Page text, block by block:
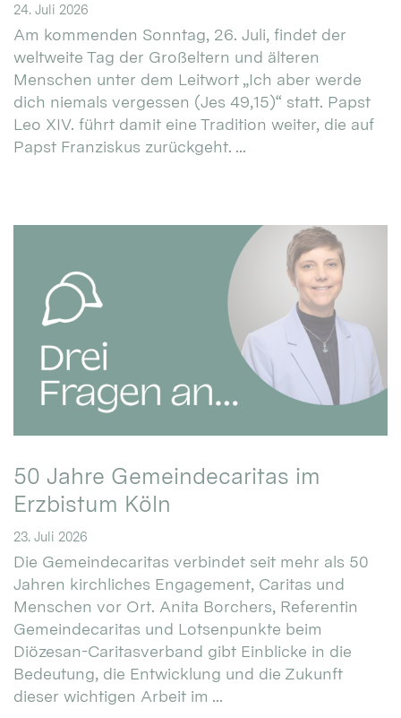
24. Juli 2026
Am kommenden Sonntag, 26. Juli, findet der
weltweite Tag der Großeltern und älteren
Menschen unter dem Leitwort „Ich aber werde
dich niemals vergessen (Jes 49,15)“ statt. Papst
Leo XIV. führt damit eine Tradition weiter, die auf
Papst Franziskus zurückgeht. ...
50 Jahre Gemeindecaritas im
Erzbistum Köln
23. Juli 2026
Die Gemeindecaritas verbindet seit mehr als 50
Jahren kirchliches Engagement, Caritas und
Menschen vor Ort. Anita Borchers, Referentin
Gemeindecaritas und Lotsenpunkte beim
Diözesan-Caritasverband gibt Einblicke in die
Bedeutung, die Entwicklung und die Zukunft
dieser wichtigen Arbeit im ...